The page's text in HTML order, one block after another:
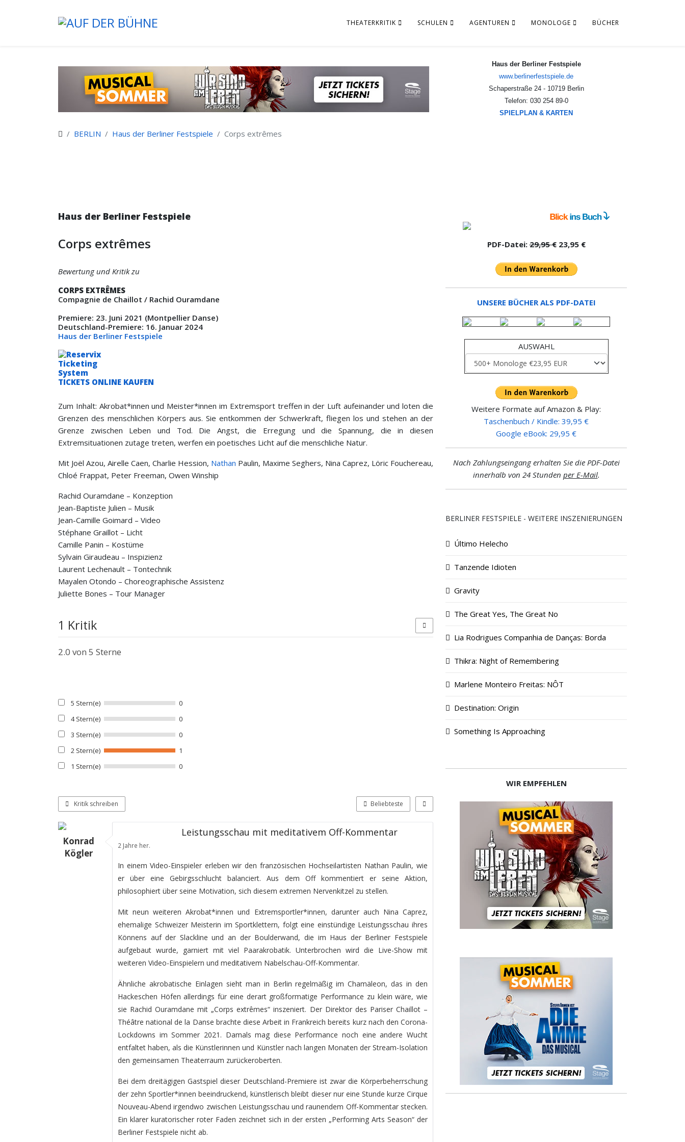
THEATERKRITIK SCHULEN AGENTUREN MONOLOGE BÜCHER
Haus der Berliner Festspiele
www.berlinerfestspiele.de
Schaperstraße 24 - 10719 Berlin
Telefon: 030 254 89-0
SPIELPLAN & KARTEN
BERLIN Haus der Berliner Festspiele Corps extrêmes
Haus der Berliner Festspiele
Corps extrêmes
Bewertung und Kritik zu
CORPS EXTRÊMES
Compagnie de Chaillot / Rachid Ouramdane
Premiere: 23. Juni 2021 (Montpellier Danse)
Deutschland-Premiere: 16. Januar 2024
Haus der Berliner Festspiele
TICKETS ONLINE KAUFEN
Zum Inhalt: Akrobat*innen und Meister*innen im Extremsport treffen in der Luft aufeinander und loten die
Grenzen des menschlichen Körpers aus. Sie entkommen der Schwerkraft, fliegen los und stehen an der
Grenze zwischen Leben und Tod. Die Angst, die Erregung und die Spannung, die in diesen
Extremsituationen zutage treten, werfen ein poetisches Licht auf die menschliche Natur.
Mit Joël Azou, Airelle Caen, Charlie Hession, Nathan Paulin, Maxime Seghers, Nina Caprez, Löric Fouchereau,
Chloé Frappat, Peter Freeman, Owen Winship
Rachid Ouramdane – Konzeption
Jean-Baptiste Julien – Musik
Jean-Camille Goimard – Video
Stéphane Graillot – Licht
Camille Panin – Kostüme
Sylvain Giraudeau – Inspizienz
Laurent Lechenault – Tontechnik
Mayalen Otondo – Choreographische Assistenz
Juliette Bones – Tour Manager
1 Kritik
2.0 von 5 Sterne
5 Stern(e)
0
4 Stern(e)
0
3 Stern(e)
0
2 Stern(e)
1
1 Stern(e)
0
Kritik schreiben Beliebteste
Konrad
Kögler
Leistungsschau mit meditativem Off-Kommentar
2 Jahre her.
In einem Video-Einspieler erleben wir den französischen Hochseilartisten Nathan Paulin, wie
er über eine Gebirgsschlucht balanciert. Aus dem Off kommentiert er seine Aktion,
philosophiert über seine Motivation, sich diesem extremen Nervenkitzel zu stellen.
Mit neun weiteren Akrobat*innen und Extremsportler*innen, darunter auch Nina Caprez,
ehemalige Schweizer Meisterin im Sportklettern, folgt eine einstündige Leistungsschau ihres
Könnens auf der Slackline und an der Boulderwand, die im Haus der Berliner Festspiele
aufgebaut wurde, garniert mit viel Paarakrobatik. Unterbrochen wird die Live-Show mit
weiteren Video-Einspielern und meditativem Nabelschau-Off-Kommentar.
Ähnliche akrobatische Einlagen sieht man in Berlin regelmäßig im Chamäleon, das in den
Hackeschen Höfen allerdings für eine derart großformatige Performance zu klein wäre, wie
sie Rachid Ouramdane mit „Corps extrêmes“ inszeniert. Der Direktor des Pariser Chaillot –
Théâtre national de la Danse brachte diese Arbeit in Frankreich bereits kurz nach den Corona-
Lockdowns im Sommer 2021. Damals mag diese Performance noch eine andere Wucht
entfaltet haben, als die Künstlerinnen und Künstler nach langen Monaten der Stream-Isolation
den gemeinsamen Theaterraum zurückeroberten.
Bei dem dreitägigen Gastspiel dieser Deutschland-Premiere ist zwar die Körperbeherrschung
der zehn Sportler*innen beeindruckend, künstlerisch bleibt dieser nur eine Stunde kurze Cirque
Nouveau-Abend irgendwo zwischen Leistungsschau und raunendem Off-Kommentar stecken.
Ein klarer kuratorischer roter Faden zeichnet sich in der ersten „Performing Arts Season“ der
Berliner Festspiele nicht ab.
PDF-Datei:29,95 €23,95 €
UNSERE BÜCHER ALS PDF-DATEI
AUSWAHL
Weitere Formate auf Amazon & Play:
Taschenbuch / Kindle: 39,95 €
Google eBook: 29,95 €
Nach Zahlungseingang erhalten Sie die PDF-Datei
innerhalb von 24 Stunden per E-Mail.
BERLINER FESTSPIELE - WEITERE INSZENIERUNGEN
Último Helecho
Tanzende Idioten
Gravity
The Great Yes, The Great No
Lia Rodrigues Companhia de Danças: Borda
Thikra: Night of Remembering
Marlene Monteiro Freitas: NÔT
Destination: Origin
Something Is Approaching
WIR EMPFEHLEN